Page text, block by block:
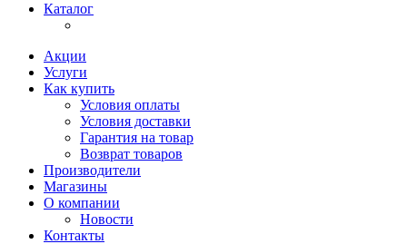
Каталог
Акции
Услуги
Как купить
Условия оплаты
Условия доставки
Гарантия на товар
Возврат товаров
Производители
Магазины
О компании
Новости
Контакты